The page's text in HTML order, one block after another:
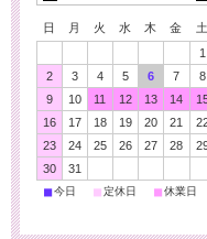
日 月 火 水 木 金
土
1
2
3 4 5 6 7
8
9
10 11 12 13 14
16
17 18 19 20 21
23
24 25 26 27 28
30
31
■今日 ■ 定休日 ■ 休業日